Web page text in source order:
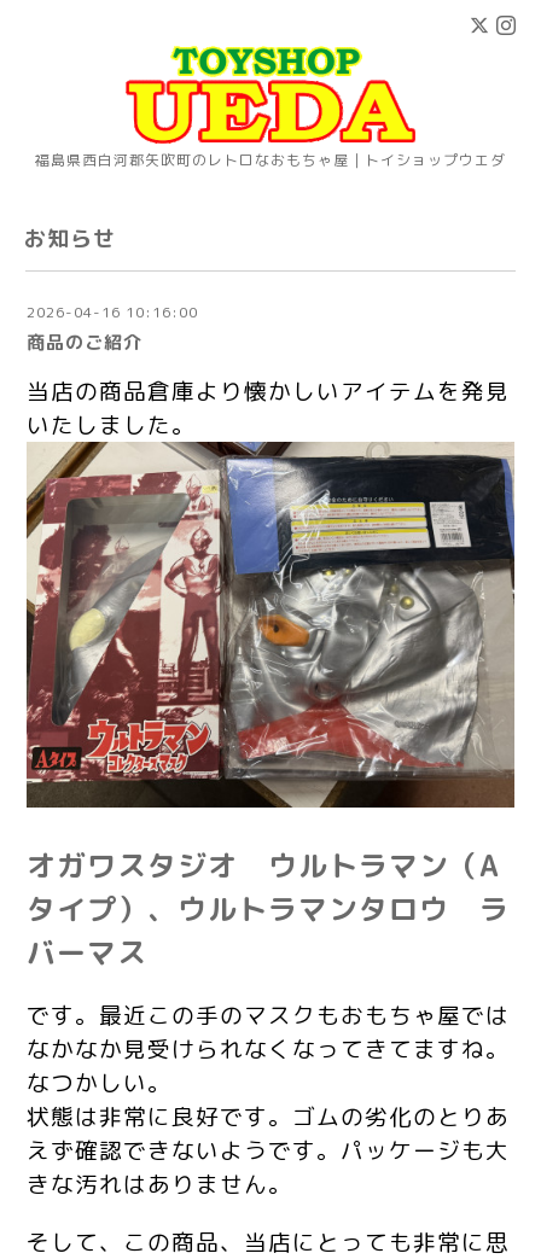
福島県西白河郡矢吹町のレトロなおもちゃ屋｜トイショップウエダ
お知らせ
2026-04-16 10:16:00
商品のご紹介
当店の商品倉庫より懐かしいアイテムを発見
いたしました。
オガワスタジオ ウルトラマン（A
タイプ）、ウルトラマンタロウ ラ
バーマス
です。最近この手のマスクもおもちゃ屋では
なかなか見受けられなくなってきてますね。
なつかしい。
状態は非常に良好です。ゴムの劣化のとりあ
えず確認できないようです。パッケージも大
きな汚れはありません。
そして、この商品、当店にとっても非常に思